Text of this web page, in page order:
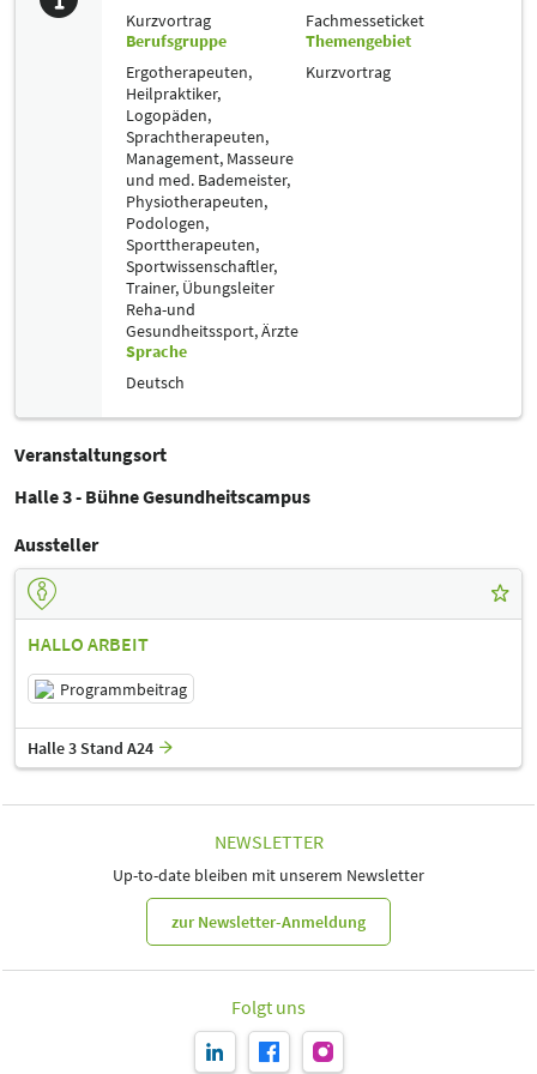
Kurzvortrag
Fachmesseticket
Berufsgruppe
Ergotherapeuten,
Heilpraktiker,
Logopäden,
Sprachtherapeuten,
Management, Masseure
und med. Bademeister,
Physiotherapeuten,
Podologen,
Sporttherapeuten,
Sportwissenschaftler,
Trainer, Übungsleiter
Reha-und
Gesundheitssport,Ärzte
Themengebiet
Kurzvortrag
Sprache
Deutsch
Veranstaltungsort
Halle 3 - Bühne Gesundheitscampus
Aussteller
HALLO ARBEIT
Programmbeitrag
Halle 3 Stand A24
NEWSLETTER
Up-to-date bleiben mit unserem Newsletter
zur Newsletter-Anmeldung
Folgt uns